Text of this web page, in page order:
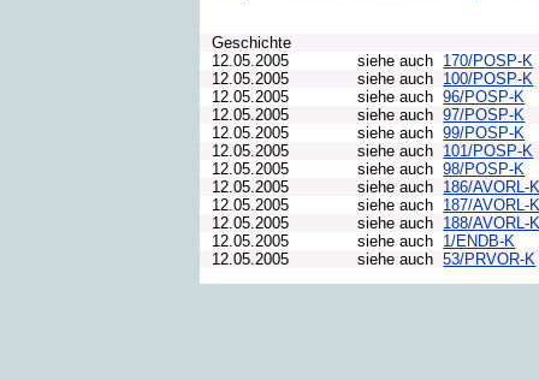
Geschichte
12.05.2005
siehe auch 170/POSP-K
12.05.2005
siehe auch 100/POSP-K
12.05.2005
siehe auch 96/POSP-K
12.05.2005
siehe auch 97/POSP-K
12.05.2005
siehe auch 99/POSP-K
12.05.2005
siehe auch 101/POSP-K
12.05.2005
siehe auch 98/POSP-K
12.05.2005
siehe auch 186/AVORL-
12.05.2005
siehe auch 187/AVORL-
12.05.2005
siehe auch 188/AVORL-
12.05.2005
siehe auch 1/ENDB-K
12.05.2005
siehe auch 53/PRVOR-K